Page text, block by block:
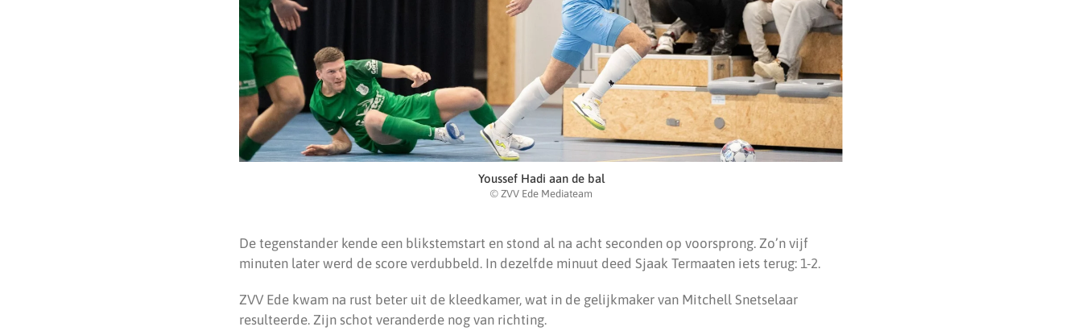
Youssef Hadi aan de bal
© ZVV Ede Mediateam
De tegenstander kende een blikstemstart en stond al na acht seconden op voorsprong. Zo’n vijf
minuten later werd de score verdubbeld. In dezelfde minuut deed Sjaak Termaaten iets terug: 1-2.
ZVV Ede kwam na rust beter uit de kleedkamer, wat in de gelijkmaker van Mitchell Snetselaar
resulteerde. Zijn schot veranderde nog van richting.